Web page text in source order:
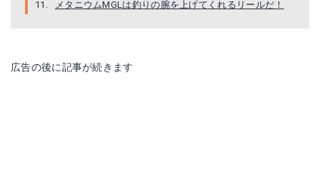
メタニウムMGLは釣りの腕を上げてくれるリールだ！
広告の後に記事が続きます